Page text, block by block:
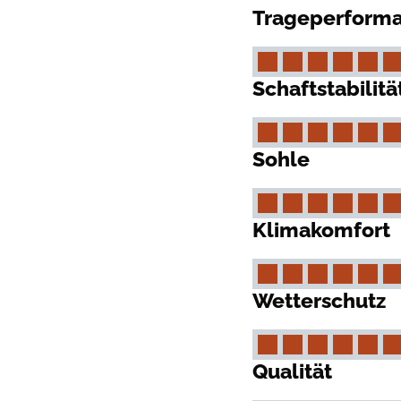
Sohle
Klimakomfort
Wetterschutz
Qualität